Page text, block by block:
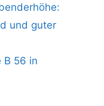
und guter
B 56 in